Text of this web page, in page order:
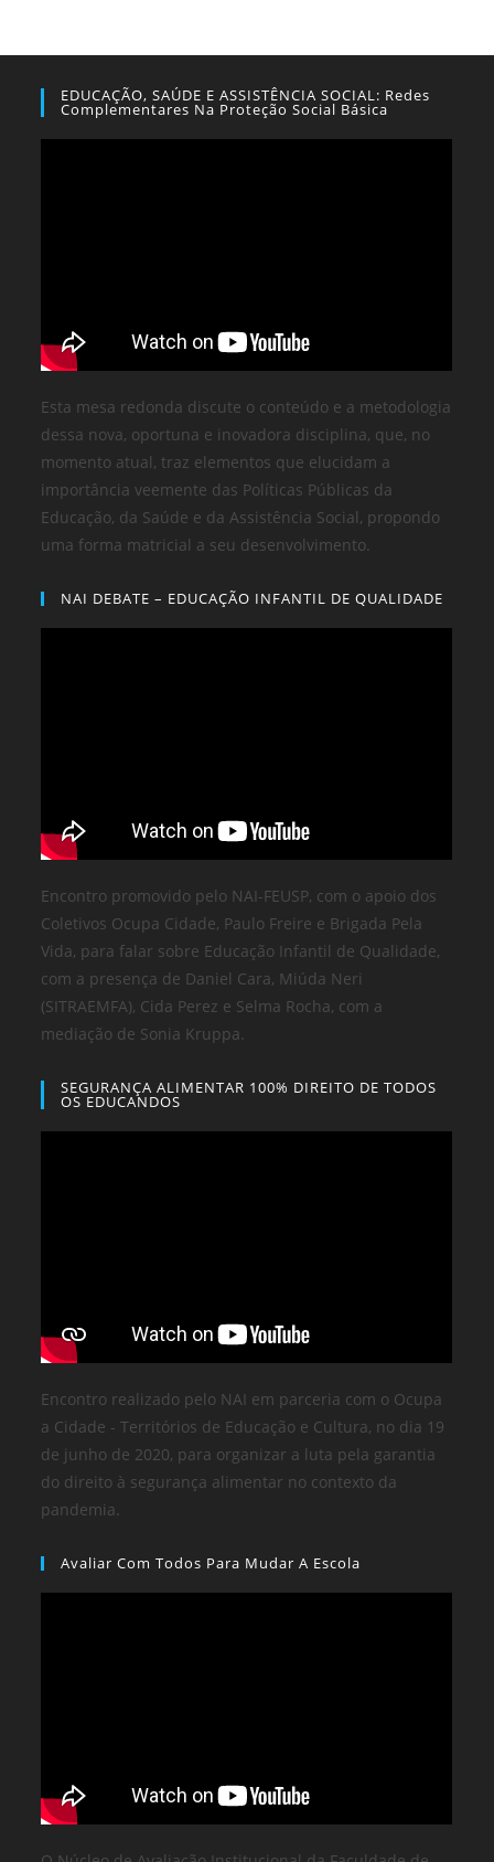
EDUCAÇÃO, SAÚDE E ASSISTÊNCIA SOCIAL: Redes
Complementares Na Proteção Social Básica
Esta mesa redonda discute o conteúdo e a metodologia
dessa nova, oportuna e inovadora disciplina, que, no
momento atual, traz elementos que elucidam a
importância veemente das Políticas Públicas da
Educação, da Saúde e da Assistência Social, propondo
uma forma matricial a seu desenvolvimento.
NAI DEBATE – EDUCAÇÃO INFANTIL DE QUALIDADE
Encontro promovido pelo NAI-FEUSP, com o apoio dos
Coletivos Ocupa Cidade, Paulo Freire e Brigada Pela
Vida, para falar sobre Educação Infantil de Qualidade,
com a presença de Daniel Cara, Miúda Neri
(SITRAEMFA), Cida Perez e Selma Rocha, com a
mediação de Sonia Kruppa.
SEGURANÇA ALIMENTAR 100% DIREITO DE TODOS
OS EDUCANDOS
Encontro realizado pelo NAI em parceria com o Ocupa
a Cidade - Territórios de Educação e Cultura, no dia 19
de junho de 2020, para organizar a luta pela garantia
do direito à segurança alimentar no contexto da
pandemia.
Avaliar Com Todos Para Mudar A Escola